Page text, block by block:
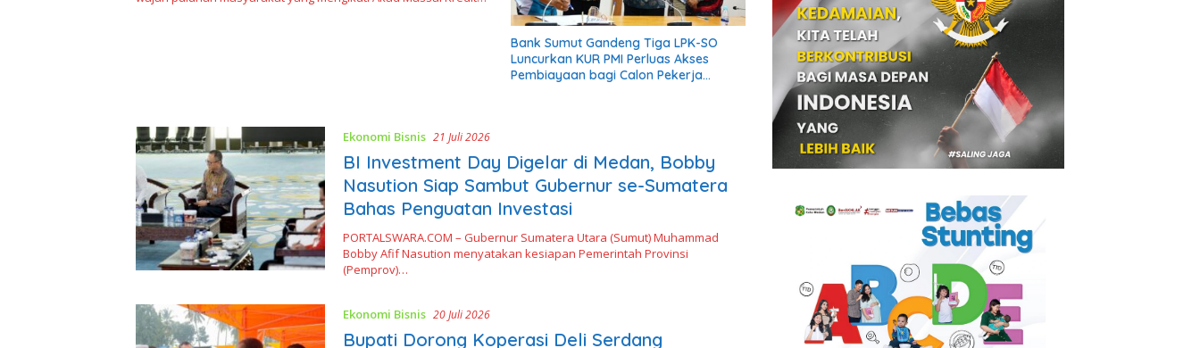
Bank Sumut Gandeng Tiga LPK-SO
Luncurkan KUR PMI Perluas Akses
Pembiayaan bagi Calon Pekerja
Ekonomi Bisnis 21 Juli 2026
BI Investment Day Digelar di Medan, Bobby
Nasution Siap Sambut Gubernur se-Sumatera
Bahas Penguatan Investasi
PORTALSWARA.COM – Gubernur Sumatera Utara (Sumut) Muhammad
Bobby Afif Nasution menyatakan kesiapan Pemerintah Provinsi
(Pemprov)…
Ekonomi Bisnis 20 Juli 2026
Bupati Dorong Koperasi Deli Serdang